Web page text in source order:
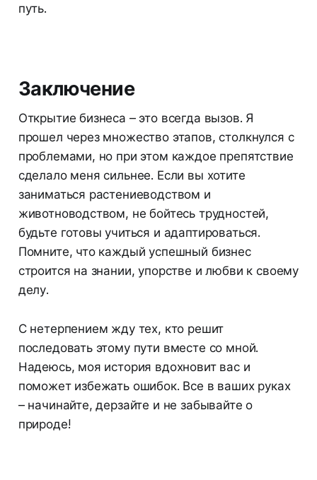
путь.
Заключение
Открытие бизнеса – это всегда вызов. Я
прошел через множество этапов, столкнулся с
проблемами, но при этом каждое препятствие
сделало меня сильнее. Если вы хотите
заниматься растениеводством и
животноводством, не бойтесь трудностей,
будьте готовы учиться и адаптироваться.
Помните, что каждый успешный бизнес
строится на знании, упорстве и любви к своему
делу.
С нетерпением жду тех, кто решит
последовать этому пути вместе со мной.
Надеюсь, моя история вдохновит вас и
поможет избежать ошибок. Все в ваших руках
– начинайте, дерзайте и не забывайте о
природе!